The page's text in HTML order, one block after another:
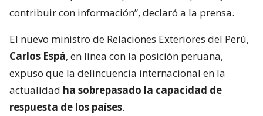
contribuir con información”, declaró a la prensa.
El nuevo ministro de Relaciones Exteriores del Perú,
Carlos Espá, en línea con la posición peruana,
expuso que la delincuencia internacional en la
actualidad ha sobrepasado la capacidad de
respuesta de los países.